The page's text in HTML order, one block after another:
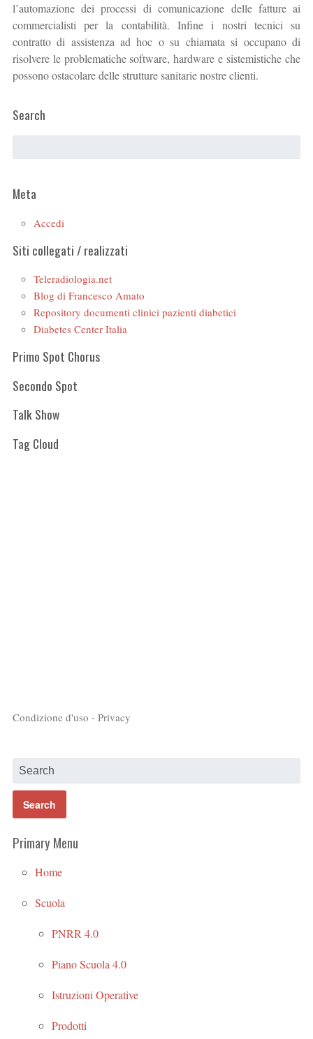
l’automazione dei processi di comunicazione delle fatture ai
commercialisti per la contabilità. Infine i nostri tecnici su
contratto di assistenza ad hoc o su chiamata si occupano di
risolvere le problematiche software, hardware e sistemistiche che
possono ostacolare delle strutture sanitarie nostre clienti.
Search
Meta
Accedi
Siti collegati / realizzati
Teleradiologia.net
Blog di Francesco Amato
Repository documenti clinici pazienti diabetici
Diabetes Center Italia
Primo Spot Chorus
Secondo Spot
Talk Show
Tag Cloud
Condizione d'uso - Privacy
Primary Menu
Home
Scuola
PNRR 4.0
Piano Scuola 4.0
Istruzioni Operative
Prodotti